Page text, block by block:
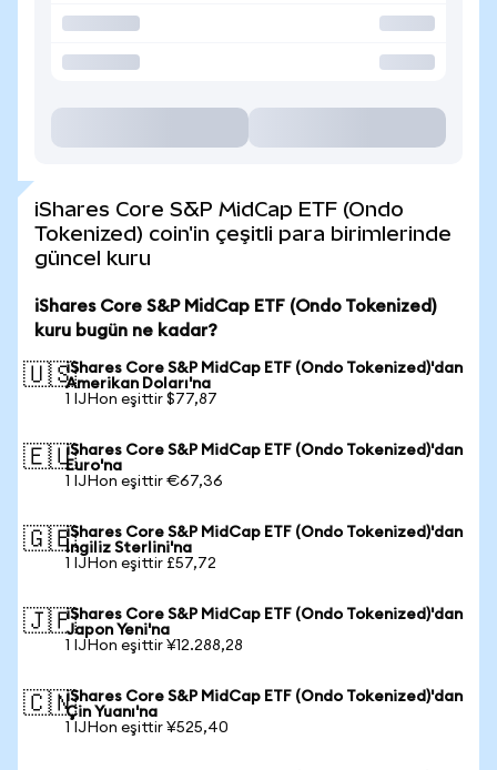
iShares Core S&P MidCap ETF (Ondo
Tokenized) coin'in çeşitli para birimlerinde
güncel kuru
iShares Core S&P MidCap ETF (Ondo Tokenized)
kuru bugün ne kadar?
🇺🇸iShares Core S&P MidCap ETF (Ondo Tokenized)'dan
Amerikan Doları'na
1 IJHon eşittir $77,87
🇪🇺iShares Core S&P MidCap ETF (Ondo Tokenized)'dan
Euro'na
1 IJHon eşittir €67,36
🇬🇧iShares Core S&P MidCap ETF (Ondo Tokenized)'dan
İngiliz Sterlini'na
1 IJHon eşittir £57,72
🇯🇵iShares Core S&P MidCap ETF (Ondo Tokenized)'dan
Japon Yeni'na
1 IJHon eşittir ¥12.288,28
🇨🇳iShares Core S&P MidCap ETF (Ondo Tokenized)'dan
Çin Yuanı'na
1 IJHon eşittir ¥525,40